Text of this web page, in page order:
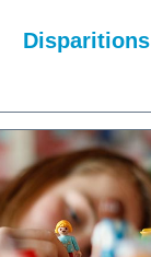
Disparitions